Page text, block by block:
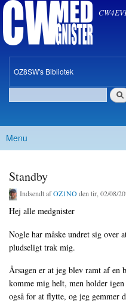
CW med Gnister
oz8swOZ8SW's Bibliotek
Søgefelt
Hovedmenu
Menu
Standby
Indsendt afOZ1NOden tir, 02/08/
Hej alle medgnister
Nogle har måske undret sig
pludseligt trak mig.
Årsagen er at jeg blev ramt af en
komme mig helt, men holder
også for at flytte, og jeg gemmer